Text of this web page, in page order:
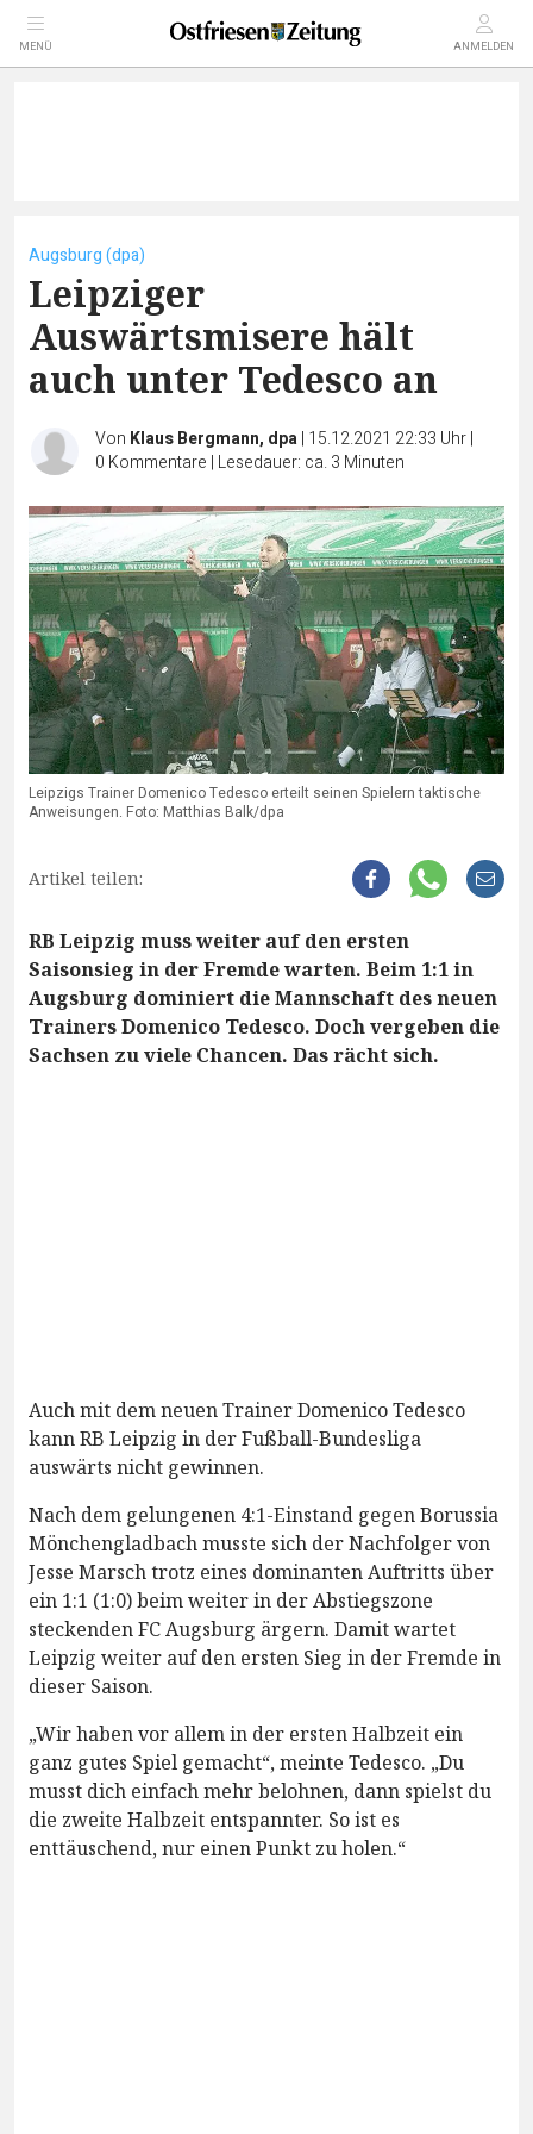
MENÜ ANMELDEN
Augsburg (dpa)
Leipziger
Auswärtsmisere hält
auch unter Tedesco an
Von Klaus Bergmann, dpa| 15.12.2021 22:33 Uhr|
0 Kommentare | Lesedauer: ca. 3 Minuten
Leipzigs Trainer Domenico Tedesco erteilt seinen Spielern taktische
Anweisungen. Foto: Matthias Balk/dpa
Artikel teilen:
RB Leipzig muss weiter auf den ersten
Saisonsieg in der Fremde warten. Beim 1:1 in
Augsburg dominiert die Mannschaft des neuen
Trainers Domenico Tedesco. Doch vergeben die
Sachsen zu viele Chancen. Das rächt sich.
Auch mit dem neuen Trainer Domenico Tedesco
kann RB Leipzig in der Fußball-Bundesliga
auswärts nicht gewinnen.
Nach dem gelungenen 4:1-Einstand gegen Borussia
Mönchengladbach musste sich der Nachfolger von
Jesse Marsch trotz eines dominanten Auftritts über
ein 1:1 (1:0) beim weiter in der Abstiegszone
steckenden FC Augsburg ärgern. Damit wartet
Leipzig weiter auf den ersten Sieg in der Fremde in
dieser Saison.
„Wir haben vor allem in der ersten Halbzeit ein
ganz gutes Spiel gemacht“, meinte Tedesco. „Du
musst dich einfach mehr belohnen, dann spielst du
die zweite Halbzeit entspannter. So ist es
enttäuschend, nur einen Punkt zu holen.“